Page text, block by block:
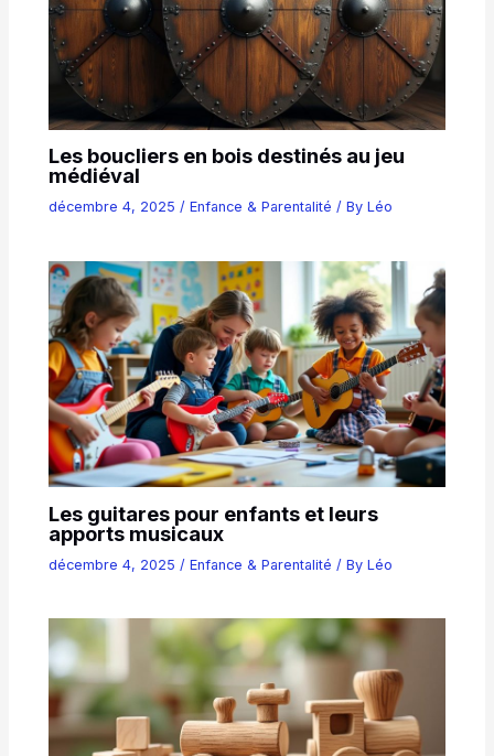
Les boucliers en bois destinés au jeu
médiéval
décembre 4, 2025/Enfance & Parentalité / ByLéo
Les guitares pour enfants et leurs
apports musicaux
décembre 4, 2025 /Enfance & Parentalité / ByLéo